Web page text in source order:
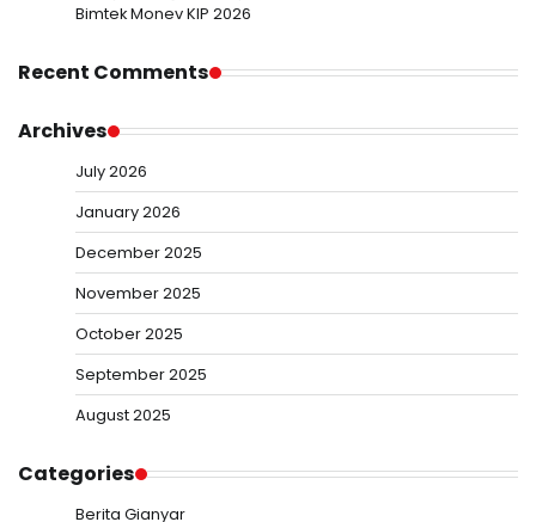
Bimtek Monev KIP 2026
Recent Comments
Archives
July 2026
January 2026
December 2025
November 2025
October 2025
September 2025
August 2025
Categories
Berita Gianyar